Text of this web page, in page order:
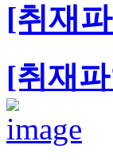
[취재
[취재